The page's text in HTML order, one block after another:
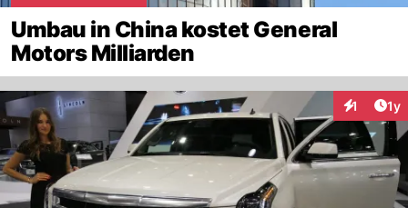
Umbau in China kostet General
Motors Milliarden
1 1y